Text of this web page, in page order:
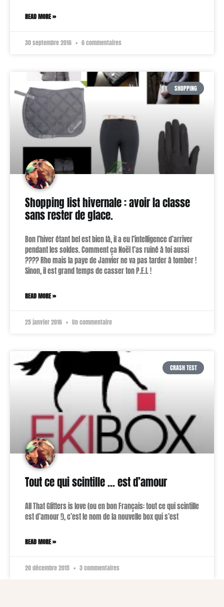
READ MORE »
30 septembre 2016 6 commentaires
SHOPPING
Shopping list hivernale : avoir la classe
sans rester de glace.
Bon l’hiver étant bel est bien là, il a eu l’intelligence d’arriver
pendant les soldes. Comment ça Noël t’as ruiné à toi aussi
???? Rho mais la paye de Janvier ne va pas tarder à tomber !
Sinon, il est grand temps de casser ton P.E.L !
READ MORE »
25 janvier 2016 Un commentaire
CRASH TEST
Tout ce qui scintille … est d’amour
All That Glitters is love (ou en bon Français: tout ce qui scintille
est d’amour !), c’est le nom de la nouvelle box qui s’est
READ MORE »
20 décembre 2015 3 commentaires